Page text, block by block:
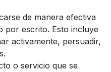
de manera efectiva
por escrito. Esto incluye
activamente, persuadir,
o servicio que se